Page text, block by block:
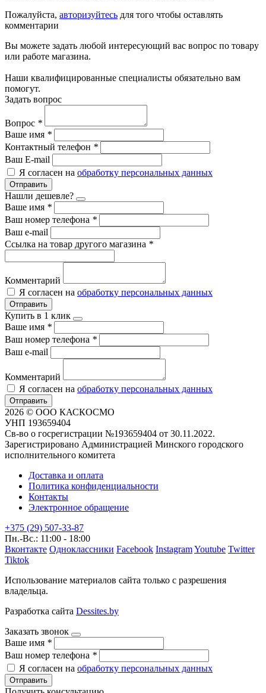
Пожалуйста, авторизуйтесь для того чтобы оставлять
комментарии
Вы можете задать любой интересующий вас вопрос по товару
или работе магазина.
Наши квалифицированные специалисты обязательно вам
помогут.
Задать вопрос
Вопрос *
Ваше имя *
Контактный телефон *
Ваш E-mail
Я согласен на обработку персональных данных
Отправить
Нашли дешевле?
Ваше имя *
Ваш номер телефона *
Ваш e-mail
Ссылка на товар другого магазина *
Комментарий
Я согласен на обработку персональных данных
Отправить
Купить в 1 клик
Ваше имя *
Ваш номер телефона *
Ваш e-mail
Комментарий
Я согласен на обработку персональных данных
Отправить
2026 © ООО КАСКОСМО
УНП 193659404
Св-во о госрегистрации №193659404 от 30.11.2022.
Зарегистрировано Администрацией Минского городского
исполнительного комитета
Доставка и оплата
Политика конфиденциальности
Контакты
Электронное обращение
+375 (29) 507-33-87
Пн.-Вс.: 11:00 - 18:00
Вконтакте Одноклассники Facebook InstagramYoutube Twitter
Tiktok
Использование материалов сайта только с разрешения
владельца.
Разработка сайта Dessites.by
Заказать звонок
Ваше имя *
Ваш номер телефона *
Я согласен на обработку персональных данных
Отправить